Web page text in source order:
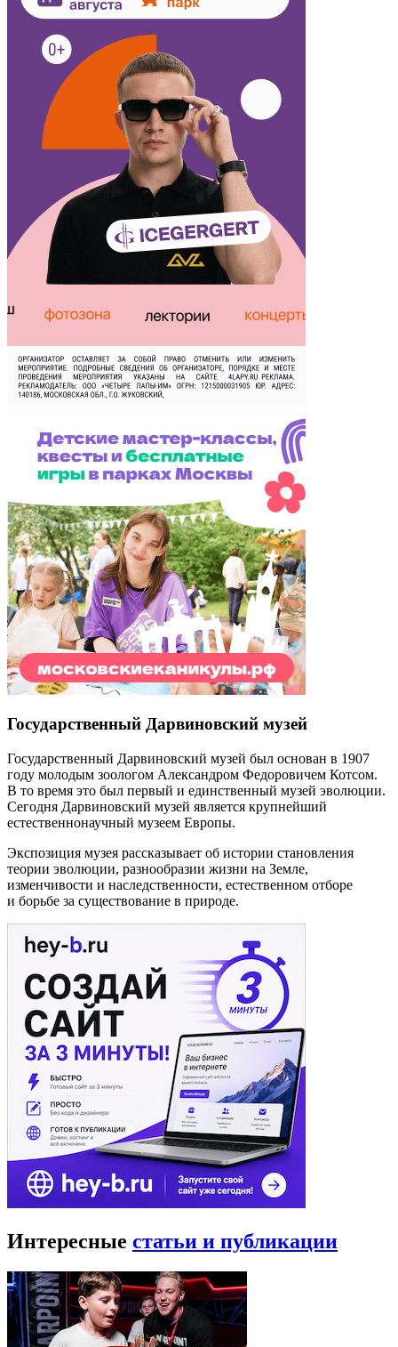
Государственный Дарвиновский музей
Государственный Дарвиновский музей был основан в 1907
году молодым зоологом Александром Федоровичем Котсом.
В то время это был первый и единственный музей эволюции.
Сегодня Дарвиновский музей является крупнейший
естественнонаучный музеем Европы.
Экспозиция музея рассказывает об истории становления
теории эволюции, разнообразии жизни на Земле,
изменчивости и наследственности, естественном отборе
и борьбе за существование в природе.
Интересные статьи и публикации